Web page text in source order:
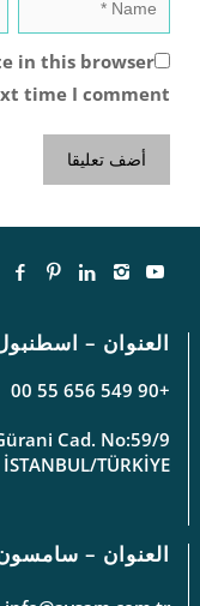
in this browser
time I comment.
العنوان –
+90 549 656 55 00
Cad. No:59/9
TÜRKİYE
العنوان –